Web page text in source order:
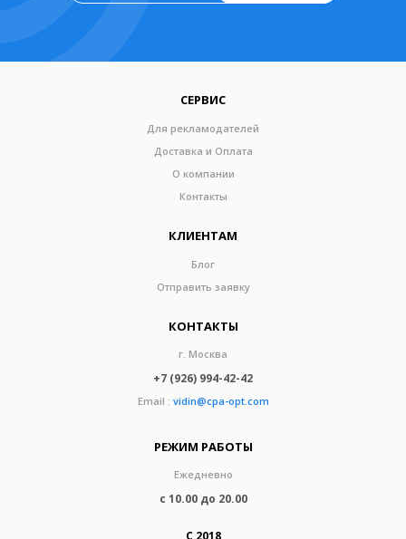
СЕРВИС
Для рекламодателей
Доставка и Оплата
О компании
Контакты
КЛИЕНТАМ
Блог
Отправить заявку
КОНТАКТЫ
г. Москва
+7 (926) 994-42-42
Email : vidin@cpa-opt.com
РЕЖИМ РАБОТЫ
Ежедневно
с 10.00 до 20.00
С 2018